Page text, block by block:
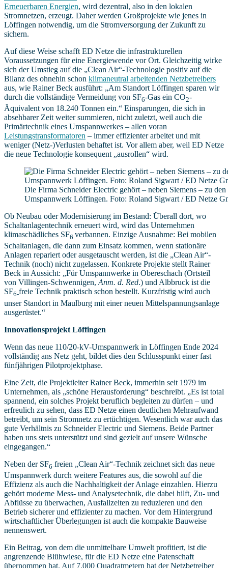
Erneuerbaren Energien, wird dezentral, also in den lokalen
Stromnetzen, erzeugt. Daher werden Großprojekte wie jenes in
Löffingen notwendig, um die Stromversorgung der Zukunft zu
sichern.
Auf diese Weise schafft ED Netze die infrastrukturellen
Voraussetzungen für eine Energiewende vor Ort. Gleichzeitig wirke
sich der Umstieg auf die „Clean Air“-Technologie positiv auf die
Bilanz des ohnehin schon klimaneutral arbeitenden Netzbetreibers
aus, wie Rainer Beck ausführt: „Am Standort Löffingen sparen wir
durch die vollständige Vermeidung von SF6-Gas ein CO2-
Äquivalent von 18.240 Tonnen ein.“ Einsparungen, die sich in
absehbarer Zeit weiter summieren, nicht zuletzt, weil auch die
Primärtechnik eines Umspannwerkes – allen voran
Leistungstransformatoren – immer effizienter arbeitet und mit
weniger (Netz-)Verlusten behaftet ist. Vor allem aber, weil ED Netze
die neue Technologie konsequent „ausrollen“ wird.
Die Firma Schneider Electric gehört – neben Siemens – zu
Umspannwerk Löffingen. Foto: Roland Sigwart / ED Netze
Ob Neubau oder Modernisierung im Bestand: Überall dort, wo
Schaltanlagentechnik erneuert wird, wird das Unternehmen
klimaschädliches SF6 verbannen. Einzige Ausnahme: Bei mobilen
Schaltanlagen, die dann zum Einsatz kommen, wenn stationäre
Anlagen repariert oder ausgetauscht werden, ist die „Clean Air“-
Technik (noch) nicht zugelassen. Konkrete Projekte stellt Rainer
Beck in Aussicht: „Für Umspannwerke in Obereschach (Ortsteil
von Villingen-Schwennigen, Anm. d. Red.) und Albbruck ist die
SF6-freie Technik praktisch schon bestellt. Kurzfristig wird auch
unser Standort in Maulburg mit einer neuen Mittelspannungsanlage
ausgerüstet.“
Innovationsprojekt Löffingen
Wenn das neue 110/20-kV-Umspannwerk in Löffingen Ende 2024
vollständig ans Netz geht, bildet dies den Schlusspunkt einer fast
fünfjährigen Pilotprojektphase.
Eine Zeit, die Projektleiter Rainer Beck, immerhin seit 1979 im
Unternehmen, als „schöne Herausforderung“ beschreibt. „Es ist total
spannend, ein solches Projekt beruflich begleiten zu dürfen – und
erfreulich zu sehen, dass ED Netze einen deutlichen Mehraufwand
betreibt, um sein Stromnetz zu ertüchtigen. Wesentlich war auch das
gute Verhältnis zu Schneider Electric und Siemens. Beide Partner
haben uns stets unterstützt und sind gezielt auf unsere Wünsche
eingegangen.“
Neben der SF6-freien „Clean Air“-Technik zeichnet sich das neue
Umspannwerk durch weitere Features aus, die sowohl auf die
Effizienz als auch die Nachhaltigkeit der Anlage einzahlen. Hierzu
gehört moderne Mess- und Analysetechnik, die dabei hilft, Zu- und
Abflüsse zu überwachen, Ausfallzeiten zu reduzieren und den
Betrieb sicherer und effizienter zu machen. Vor dem Hintergrund
wirtschaftlicher Überlegungen ist auch die kompakte Bauweise
nennenswert.
Ein Beitrag, von dem die unmittelbare Umwelt profitiert, ist die
angrenzende Blühwiese, für die ED Netze eine Patenschaft
übernommen hat. Auf 7.000 Quadratmetern hat der Netzbetreiber